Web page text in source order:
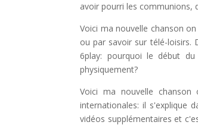
avoir pourri les communions,
Voici ma nouvelle chanson
ou par savoir sur télé-loisirs.
6play: pourquoi le début
physiquement?
Voici ma nouvelle
internationales: il s'explique
vidéos supplémentaires et